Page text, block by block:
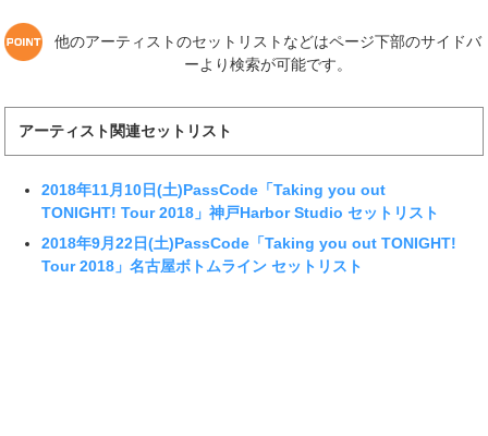
他のアーティストのセットリストなどはページ下部のサイドバ
ーより検索が可能です。
アーティスト関連セットリスト
2018年11月10日(土)PassCode「Taking you out
TONIGHT! Tour 2018」神戸Harbor Studio セットリスト
2018年9月22日(土)PassCode「Taking you out TONIGHT!
Tour 2018」名古屋ボトムライン セットリスト